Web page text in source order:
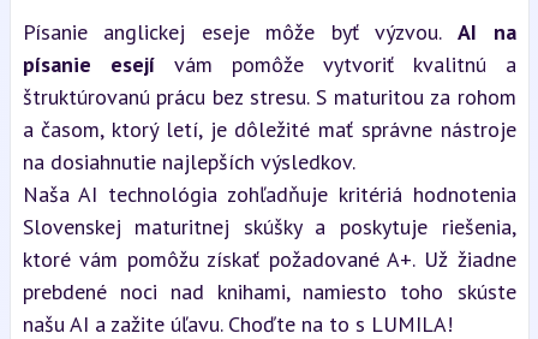
Písanie anglickej eseje môže byť výzvou. AI na
písanie esejí vám pomôže vytvoriť kvalitnú a
štruktúrovanú prácu bez stresu. S maturitou za rohom
a časom, ktorý letí, je dôležité mať správne nástroje
na dosiahnutie najlepších výsledkov.
Naša AI technológia zohľadňuje kritériá hodnotenia
Slovenskej maturitnej skúšky a poskytuje riešenia,
ktoré vám pomôžu získať požadované A+. Už žiadne
prebdené noci nad knihami, namiesto toho skúste
našu AI a zažite úľavu. Choďte na to s LUMILA!